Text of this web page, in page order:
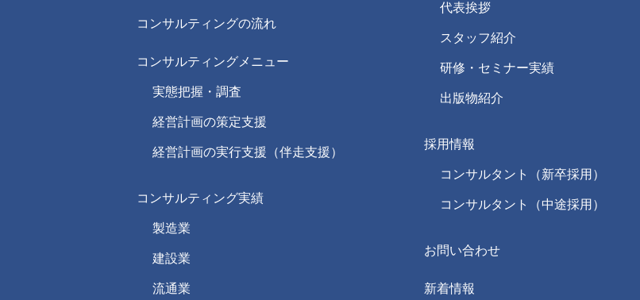
コンサルティングの流れ
コンサルティングメニュー
実態把握・調査
経営計画の策定支援
経営計画の実行支援（伴走支援）
コンサルティング実績
製造業
建設業
流通業
代表挨拶
スタッフ紹介
研修・セミナー実績
出版物紹介
採用情報
コンサルタント（新卒採用）
コンサルタント（中途採用）
お問い合わせ
新着情報